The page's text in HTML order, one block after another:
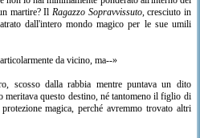
martire? Il Ragazzo Sopravvissuto, cresciuto in
dall'intero mondo magico per le sue umili
da vicino, ma--»
scosso dalla rabbia mentre puntava un dito
meritava questo destino, né tantomeno il figlio di
magica, perché avremmo trovato altri